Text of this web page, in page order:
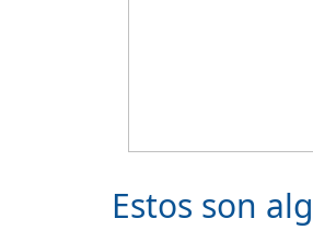
Estos son